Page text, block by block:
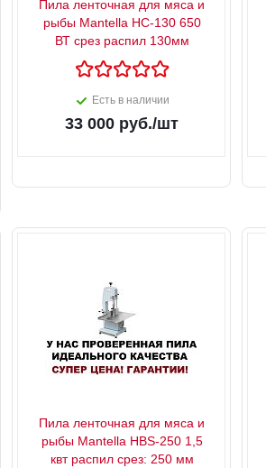
Пила ленточная для мяса и
рыбы Mantella HC-130 650
ВТ срез распил 130мм
Есть в наличии
33 000 руб./шт
Пила ленточная для мяса и
рыбы Mantella HBS-250 1,5
квт распил срез: 250 мм